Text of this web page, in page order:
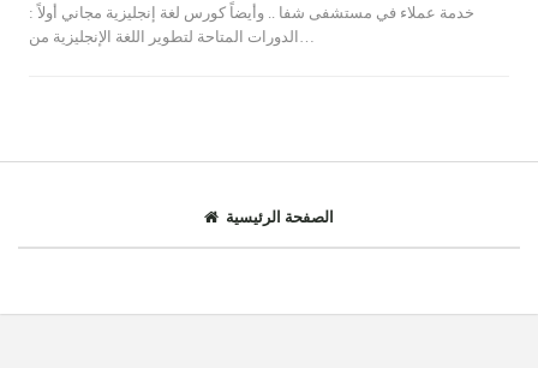
خدمة عملاء في مستشفى شفا .. وأيضاً كورس لغة إنجليزية مجاني أولاً :
الدورات المتاحة لتطوير اللغة الإنجليزية من
الصفحة الرئيسية